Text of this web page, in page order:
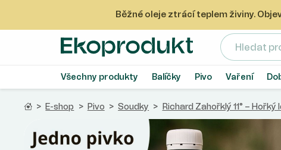
Běžné oleje ztrácí teplem živiny.
Ekoprodukt e-shop
Všechny produkty Balíčky Pivo Vaření
Domů
> E-shop > Pivo > Soudky > Richard Zahořklý 11° – Hořký